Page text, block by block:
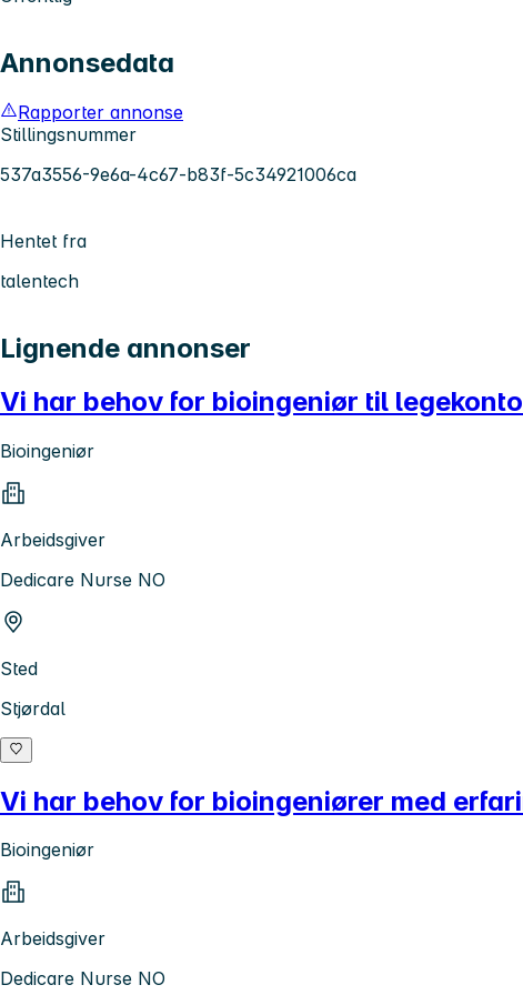
Annonsedata
Rapporter annonse
Stillingsnummer
537a3556-9e6a-4c67-b83f-5c34921006ca
Hentet fra
talentech
Lignende annonser
Vi har behov for bioingeniør til
Bioingeniør
Arbeidsgiver
Dedicare Nurse NO
Sted
Stjørdal
Vi har behov for bioingeniører med
Bioingeniør
Arbeidsgiver
Dedicare Nurse NO